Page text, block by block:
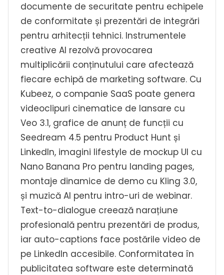
documente de securitate pentru echipele
de conformitate și prezentări de integrări
pentru arhitecții tehnici. Instrumentele
creative AI rezolvă provocarea
multiplicării conținutului care afectează
fiecare echipă de marketing software. Cu
Kubeez, o companie SaaS poate genera
videoclipuri cinematice de lansare cu
Veo 3.1, grafice de anunț de funcții cu
Seedream 4.5 pentru Product Hunt și
LinkedIn, imagini lifestyle de mockup UI cu
Nano Banana Pro pentru landing pages,
montaje dinamice de demo cu Kling 3.0,
și muzică AI pentru intro-uri de webinar.
Text-to-dialogue creează narațiune
profesională pentru prezentări de produs,
iar auto-captions face postările video de
pe LinkedIn accesibile. Conformitatea în
publicitatea software este determinată